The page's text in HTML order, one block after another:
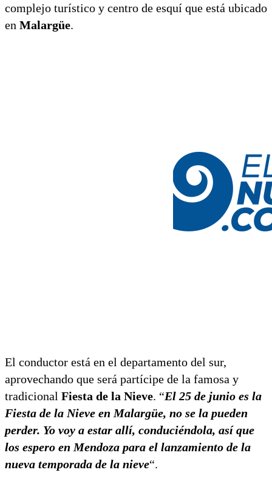
complejo turístico y centro de esquí que está ubicado
en Malargüe.
El conductor está en el departamento del sur,
aprovechando que será partícipe de la famosa y
tradicional Fiesta de la Nieve. “El 25 de junio es la
Fiesta de la Nieve en Malargüe, no se la pueden
perder. Yo voy a estar allí, conduciéndola, así que
los espero en Mendoza para el lanzamiento de la
nueva temporada de la nieve“.